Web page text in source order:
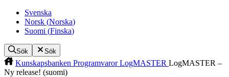
Svenska
Norsk (Norska)
Suomi (Finska)
Sök Sök
Kunskapsbanken ProgramvarorLogMASTER LogMASTER –
Ny release! (suomi)